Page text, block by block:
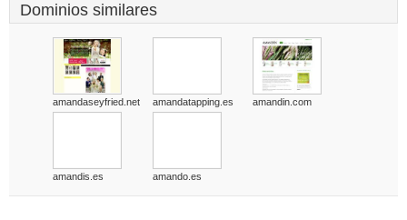
Dominios similares
amandaseyfried.net amandatapping.es amandin.com
amandis.es amando.es